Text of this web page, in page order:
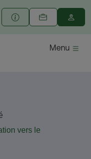
Menu
vers le